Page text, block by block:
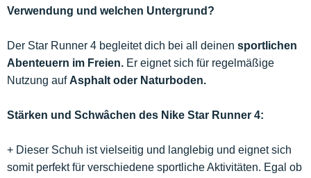
Verwendung und welchen Untergrund?
Der Star Runner 4 begleitet dich bei all deinen sportlichen
Abenteuern im Freien. Er eignet sich für regelmäßige
Nutzung auf Asphalt oder Naturboden.
Stärken und Schwâchen des Nike Star Runner 4:
+ Dieser Schuh ist vielseitig und langlebig und eignet sich
somit perfekt für verschiedene sportliche Aktivitäten. Egal ob